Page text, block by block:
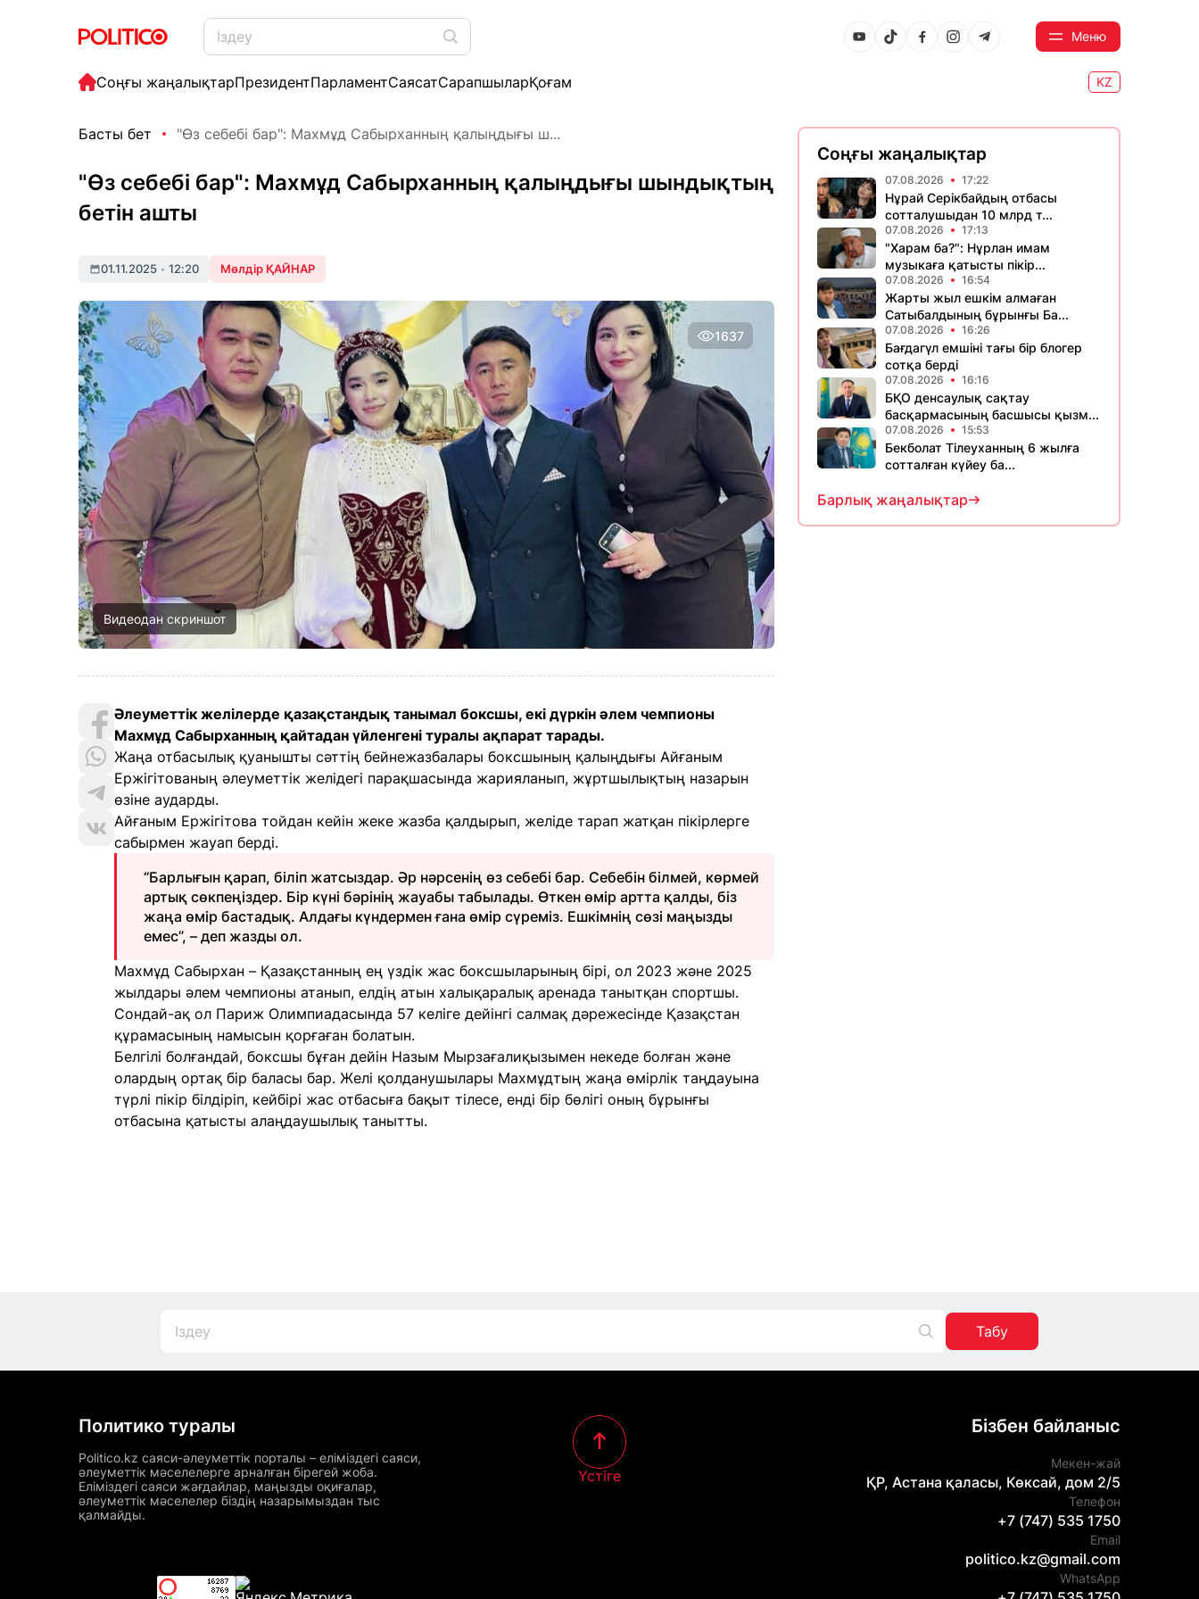
Меню
Соңғы жаңалықтарПрезидентПарламентСаясатСарапшыларҚоғам KZ
Басты бет "Өз себебі бар": Махмұд Сабырханның қалыңдығы ш...
"Өз себебі бар": Махмұд Сабырханның қалыңдығы шындықтың
бетін ашты
01.11.2025 • 12:20 Мөлдір ҚАЙНАР
1637
Видеодан скриншот
Әлеуметтік желілерде қазақстандық танымал боксшы, екі дүркін әлем чемпионы
Махмұд Сабырханның қайтадан үйленгені туралы ақпарат тарады.
Жаңа отбасылық қуанышты сәттің бейнежазбалары боксшының қалыңдығы Айғаным
Ержігітованың әлеуметтік желідегі парақшасында жарияланып, жұртшылықтың назарын
өзіне аударды.
Айғаным Ержігітова тойдан кейін жеке жазба қалдырып, желіде тарап жатқан пікірлерге
сабырмен жауап берді.
“Барлығын қарап, біліп жатсыздар. Әр нәрсенің өз себебі бар. Себебін білмей, көрмей
артық сөкпеңіздер. Бір күні бәрінің жауабы табылады. Өткен өмір артта қалды, біз
жаңа өмір бастадық. Алдағы күндермен ғана өмір сүреміз. Ешкімнің сөзі маңызды
емес”, – деп жазды ол.
Махмұд Сабырхан – Қазақстанның ең үздік жас боксшыларының бірі, ол 2023 және 2025
жылдары әлем чемпионы атанып, елдің атын халықаралық аренада танытқан спортшы.
Сондай-ақ ол Париж Олимпиадасында 57 келіге дейінгі салмақ дәрежесінде Қазақстан
құрамасының намысын қорғаған болатын.
Белгілі болғандай, боксшы бұған дейін Назым Мырзағалиқызымен некеде болған және
олардың ортақ бір баласы бар. Желі қолданушылары Махмұдтың жаңа өмірлік таңдауына
түрлі пікір білдіріп, кейбірі жас отбасыға бақыт тілесе, енді бір бөлігі оның бұрынғы
отбасына қатысты алаңдаушылық танытты.
Соңғы жаңалықтар
07.08.2026 17:22
Нұрай Серікбайдың отбасы
сотталушыдан 10 млрд т...
07.08.2026 17:13
"Харам ба?": Нұрлан имам
музыкаға қатысты пікір...
07.08.2026 16:54
Жарты жыл ешкім алмаған
Сатыбалдының бұрынғы Ба...
07.08.2026 16:26
Бағдагүл емшіні тағы бір блогер
сотқа берді
07.08.2026 16:16
БҚО денсаулық сақтау
басқармасының басшысы қызм...
07.08.2026 15:53
Бекболат Тілеуханның 6 жылға
сотталған күйеу ба...
Барлық жаңалықтар
Табу
Политико туралы
Politico.kz саяси-әлеуметтік порталы – еліміздегі саяси,
әлеуметтік мәселелерге арналған бірегей жоба.
Еліміздегі саяси жағдайлар, маңызды оқиғалар,
әлеуметтік мәселелер біздің назарымыздан тыс
қалмайды.
Үстіге
Бізбен байланыс
Мекен-жай
ҚР, Астана қаласы, Көксай, дом 2/5
Телефон
+7 (747) 535 1750
Email
politico.kz@gmail.com
WhatsApp